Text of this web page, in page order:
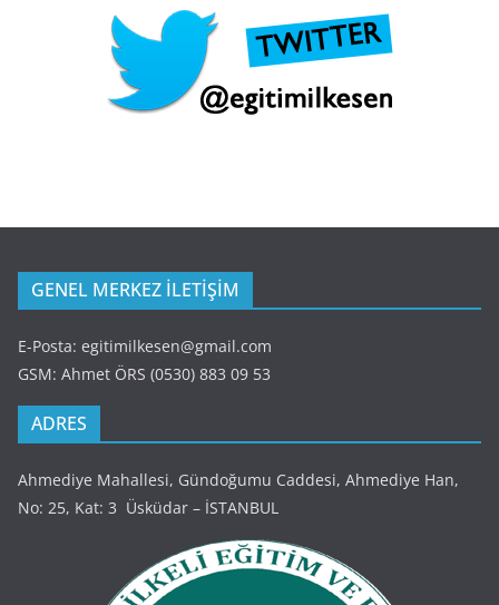
GENEL MERKEZ İLETİŞİM
E-Posta: egitimilkesen@gmail.com
GSM: Ahmet ÖRS (0530) 883 09 53
ADRES
Ahmediye Mahallesi, Gündoğumu Caddesi, Ahmediye Han,
No: 25, Kat: 3 Üsküdar – İSTANBUL